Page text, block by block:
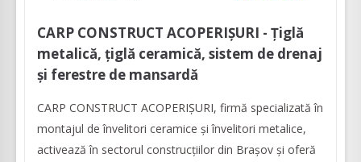
CARP CONSTRUCT ACOPERIȘURI - Țiglă
metalică, țiglă ceramică, sistem de drenaj
și ferestre de mansardă
CARP CONSTRUCT ACOPERIȘURI, firmă specializată în
montajul de învelitori ceramice și învelitori metalice,
activează în sectorul construcțiilor din Brașov și oferă